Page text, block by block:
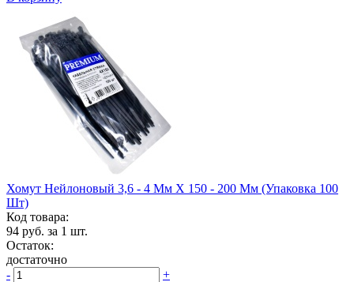
Хомут Нейлоновый 3,6 - 4 Мм Х 150 - 200 Мм (упаковка 100
Шт)
Код товара:
94 руб. за 1 шт.
Остаток:
достаточно
-
+